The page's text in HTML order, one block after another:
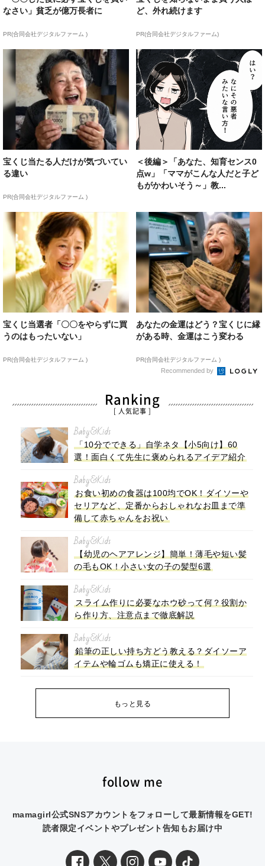
なさい」貧乏が億万長者に
PR(合同会社デジタルファーム )
ど、外れ続けます
PR(合同会社デジタルファーム)
宝くじ当たる人だけが気づいてい
る違い
PR(合同会社デジタルファーム )
＜後編＞「あなた、知育センス0
点w」「ママがこんな人だと子ど
もがかわいそう～」教...
宝くじ当選者「〇〇をやらずに買
うのはもったいない」
PR(合同会社デジタルファーム )
あなたの金運はどう？宝くじに縁
がある時、金運はこう変わる
PR(合同会社デジタルファーム )
Recommended by
Ranking
[ 人気記事 ]
Baby&Kids
「10分でできる」自学ネタ【小5向け】60
選！面白くて先生に褒められるアイデア紹介
Baby&Kids
お食い初めの食器は100均でOK！ダイソーや
セリアなど、定番からおしゃれなお皿まで準
備して赤ちゃんをお祝い
Baby&Kids
【幼児のヘアアレンジ】簡単！薄毛や短い髪
の毛もOK！小さい女の子の髪型6選
Baby&Kids
スライム作りに必要なホウ砂って何？役割か
ら作り方、注意点まで徹底解説
Baby&Kids
鉛筆の正しい持ち方どう教える？ダイソーア
イテムや輪ゴムも矯正に使える！
もっと見る
follow me
mamagirl公式SNSアカウントをフォローして最新情報をGET!
読者限定イベントやプレゼント告知もお届け中